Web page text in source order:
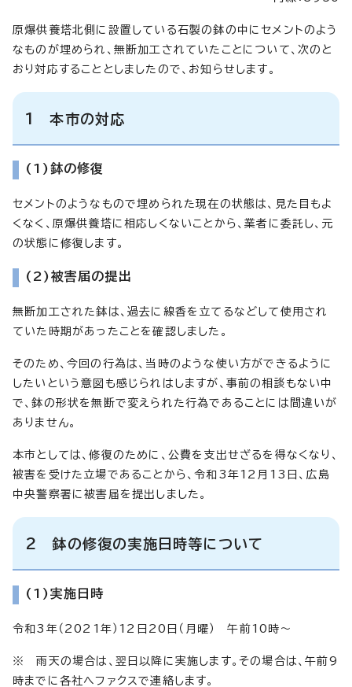
原爆供養塔北側に設置している石製の鉢の中にセメントのよう
なものが埋められ、無断加工されていたことについて、次のと
おり対応することとしましたので、お知らせします。
1 本市の対応
(1)鉢の修復
セメントのようなもので埋められた現在の状態は、見た目もよ
くなく、原爆供養塔に相応しくないことから、業者に委託し、元
の状態に修復します。
(2)被害届の提出
無断加工された鉢は、過去に線香を立てるなどして使用され
ていた時期があったことを確認しました。
そのため、今回の行為は、当時のような使い方ができるように
したいという意図も感じられはしますが、事前の相談もない中
で、鉢の形状を無断で変えられた行為であることには間違いが
ありません。
本市としては、修復のために、公費を支出せざるを得なくなり、
被害を受けた立場であることから、令和3年12月13日、広島
中央警察署に被害届を提出しました。
2 鉢の修復の実施日時等について
(1)実施日時
令和3年（2021年）12日20日（月曜） 午前10時～
※ 雨天の場合は、翌日以降に実施します。その場合は、午前9
時までに各社へファクスで連絡します。